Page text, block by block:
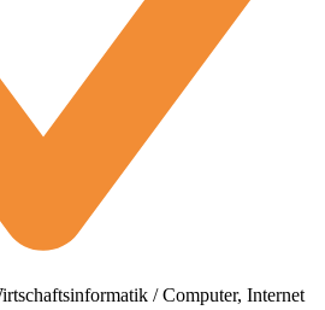
/ Computer, Internet